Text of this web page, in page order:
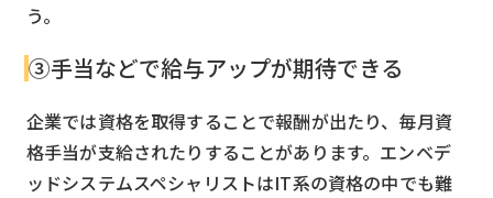
う。
③手当などで給与アップが期待できる
企業では資格を取得することで報酬が出たり、毎月資
格手当が支給されたりすることがあります。エンベデ
ッドシステムスペシャリストはIT系の資格の中でも難